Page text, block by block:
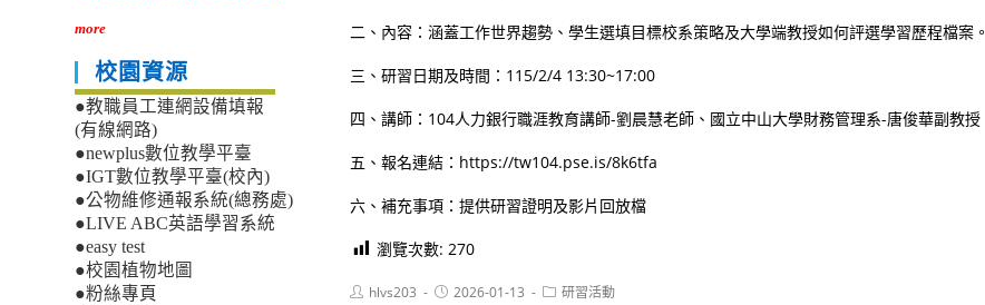
二、內容：涵蓋工作世界趨勢、學生選填目標校系策略及大學端教授如何評選學習歷程檔案。
三、研習日期及時間：115/2/4 13:30~17:00
四、講師：104人力銀行職涯教育講師-劉晨慧老師、國立中山大學財務管理系-唐俊華副教授
五、報名連結：https://tw104.pse.is/8k6tfa
六、補充事項：提供研習證明及影片回放檔
瀏覽次數: 270
Posthlvs203
Post2026-01-13
Post研習活動
more
校園資源
●教職員工連網設備填報
(有線網路)
●newplus數位教學平臺
●IGT數位教學平臺(校內)
●公物維修通報系統(總務處)
●LIVE ABC英語學習系統
●easy test
●校園植物地圖
●粉絲專頁